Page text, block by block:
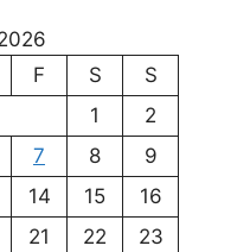
F S
S
1
2
7 8
9
14 15
16
21 22
23